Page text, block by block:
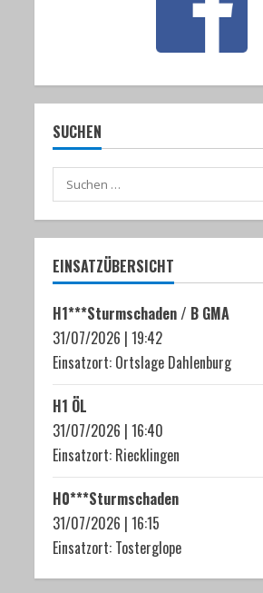
SUCHEN
Suchen
nach:
EINSATZÜBERSICHT
H1***Sturmschaden / B GMA
31/07/2026 | 19:42
Einsatzort: Ortslage Dahlenburg
H1 ÖL
31/07/2026 | 16:40
Einsatzort: Riecklingen
H0***Sturmschaden
31/07/2026 | 16:15
Einsatzort: Tosterglope